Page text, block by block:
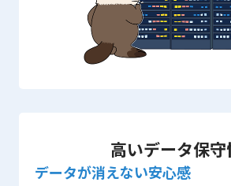
高いデータ保守
データが消えない安心感